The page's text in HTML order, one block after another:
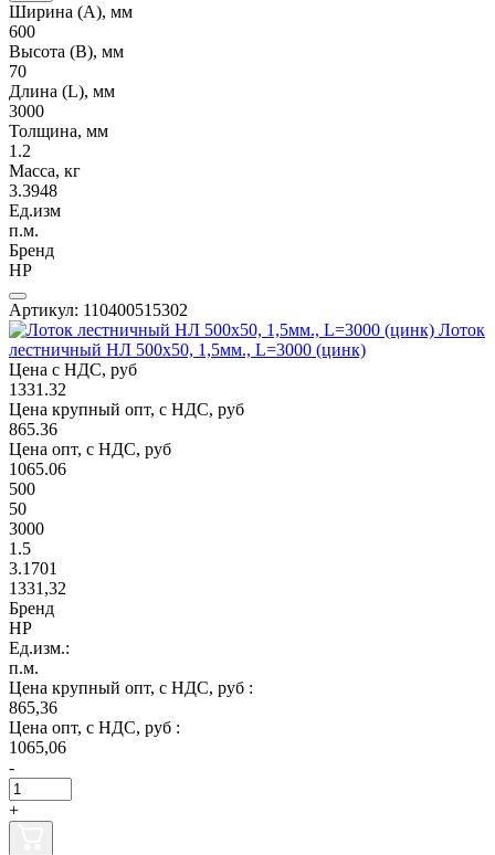
Ширина (А), мм
600
Высота (В), мм
70
Длина (L), мм
3000
Толщина, мм
1.2
Масса, кг
3.3948
Ед.изм
п.м.
Бренд
НР
Артикул: 110400515302
Лоток
лестничный НЛ 500х50, 1,5мм., L=3000 (цинк)
Цена с НДС, руб
1331.32
Цена крупный опт, с НДС, руб
865.36
Цена опт, с НДС, руб
1065.06
500
50
3000
1.5
3.1701
1331,32
Бренд
НР
Ед.изм.:
п.м.
Цена крупный опт, с НДС, руб :
865,36
Цена опт, с НДС, руб :
1065,06
-
+